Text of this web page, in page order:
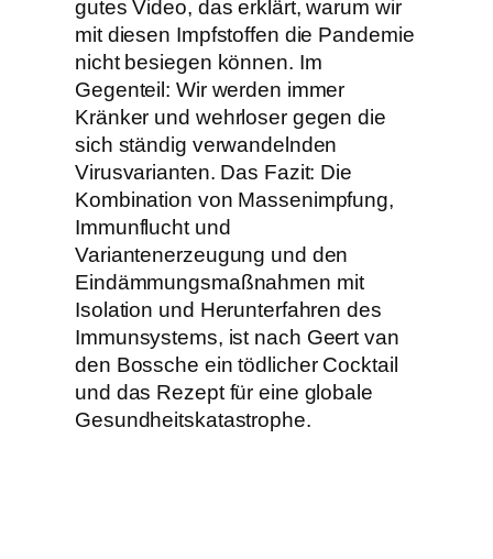
gutes Video, das erklärt, warum wir
mit diesen Impfstoffen die Pandemie
nicht besiegen können. Im
Gegenteil: Wir werden immer
Kränker und wehrloser gegen die
sich ständig verwandelnden
Virusvarianten. Das Fazit: Die
Kombination von Massenimpfung,
Immunflucht und
Variantenerzeugung und den
Eindämmungsmaßnahmen mit
Isolation und Herunterfahren des
Immunsystems, ist nach Geert van
den Bossche ein tödlicher Cocktail
und das Rezept für eine globale
Gesundheitskatastrophe.